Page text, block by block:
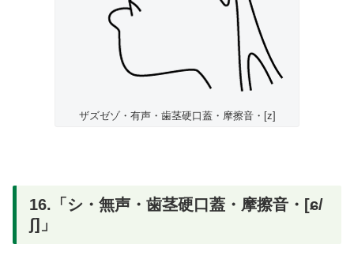
ザズゼゾ・有声・歯茎硬口蓋・摩擦音・[z]
16.「シ・無声・歯茎硬口蓋・摩擦音・[ɕ/
ʃ]」